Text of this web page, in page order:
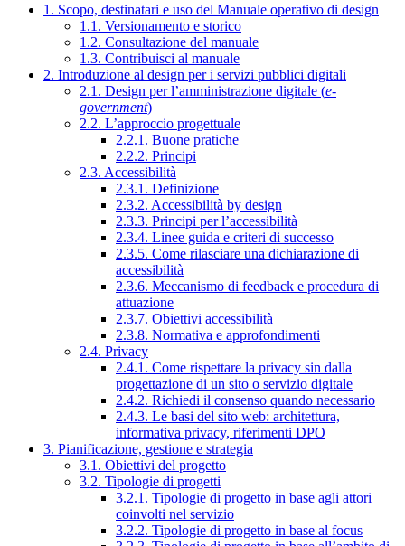
1. Scopo, destinatari e uso del Manuale operativo di design
1.1. Versionamento e storico
1.2. Consultazione del manuale
1.3. Contribuisci al manuale
2. Introduzione al design per i servizi pubblici digitali
2.1. Design per l’amministrazione digitale (e-
government)
2.2. L’approccio progettuale
2.2.1. Buone pratiche
2.2.2. Principi
2.3. Accessibilità
2.3.1. Definizione
2.3.2. Accessibilità by design
2.3.3. Principi per l’accessibilità
2.3.4. Linee guida e criteri di successo
2.3.5. Come rilasciare una dichiarazione di
accessibilità
2.3.6. Meccanismo di feedback e procedura di
attuazione
2.3.7. Obiettivi accessibilità
2.3.8. Normativa e approfondimenti
2.4. Privacy
2.4.1. Come rispettare la privacy sin dalla
progettazione di un sito o servizio digitale
2.4.2. Richiedi il consenso quando necessario
2.4.3. Le basi del sito web: architettura,
informativa privacy, riferimenti DPO
3. Pianificazione, gestione e strategia
3.1. Obiettivi del progetto
3.2. Tipologie di progetti
3.2.1. Tipologie di progetto in base agli attori
coinvolti nel servizio
3.2.2. Tipologie di progetto in base al focus